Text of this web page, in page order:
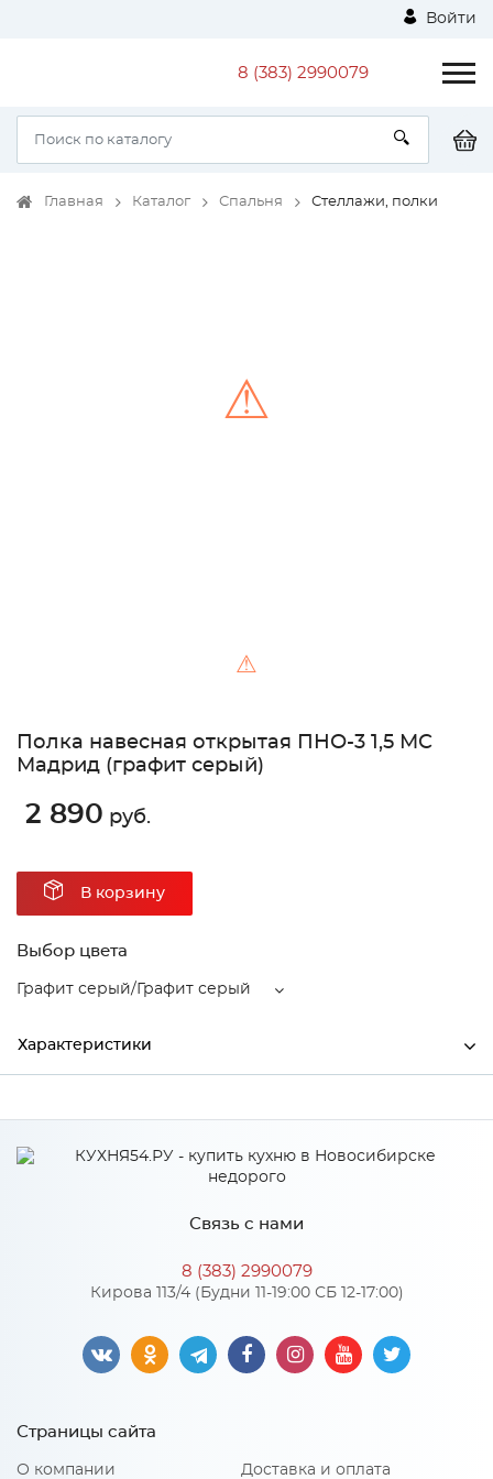
Войти
8 (383) 2990079
Главная Каталог Спальня Стеллажи, полки
⚠
⚠
Полка навесная открытая ПНО-3 1,5 МС
Мадрид (графит серый)
2 890 руб.
В корзину
Выбор цвета
Графит серый/Графит серый
Характеристики
Высота 360
Графит серый/Графит
Материал ЛДСП
Особенности
Связь с нами
8 (383) 2990079
Кирова 113/4 (Будни 11-19:00 СБ 12-17:00)
Страницы сайта
О компании Доставка и оплата